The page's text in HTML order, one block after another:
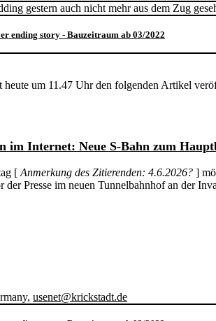
gestern auch nicht mehr aus dem Zug
ending story - Bauzeitraum ab 03/2022
um 11.47 Uhr den folgenden Artikel
im Internet: Neue S-Bahn zum
[ Anmerkung des Zitierenden: 4.6.2026? ]
Presse im neuen Tunnelbahnhof an der
usenet@krickstadt.de